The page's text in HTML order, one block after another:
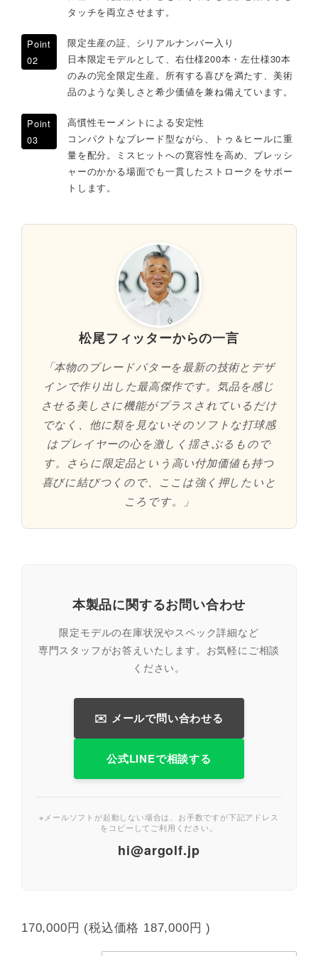
タッチを両立させます。
Point
02
限定生産の証、シリアルナンバー入り
日本限定モデルとして、右仕様200本・左仕様30本
のみの完全限定生産。所有する喜びを満たす、美術
品のような美しさと希少価値を兼ね備えています。
Point
03
高慣性モーメントによる安定性
コンパクトなブレード型ながら、トゥ＆ヒールに重
量を配分。ミスヒットへの寛容性を高め、プレッシ
ャーのかかる場面でも一貫したストロークをサポー
トします。
松尾フィッターからの一言
「本物のブレードパターを最新の技術とデザ
インで作り出した最高傑作です。気品を感じ
させる美しさに機能がプラスされているだけ
でなく、他に類を見ないそのソフトな打球感
はプレイヤーの心を激しく揺さぶるもので
す。さらに限定品という高い付加価値も持つ
喜びに結びつくので、ここは強く押したいと
ころです。」
本製品に関するお問い合わせ
限定モデルの在庫状況やスペック詳細など
専門スタッフがお答えいたします。お気軽にご相談
ください。
✉️ メールで問い合わせる
公式LINEで相談する
※メールソフトが起動しない場合は、お手数ですが下記アドレス
をコピーしてご利用ください。
hi@argolf.jp
170,000円 (税込価格 187,000円 )